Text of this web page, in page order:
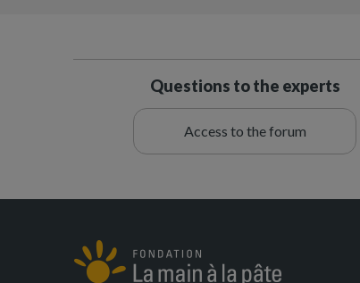
Questions to the experts
Access to the forum